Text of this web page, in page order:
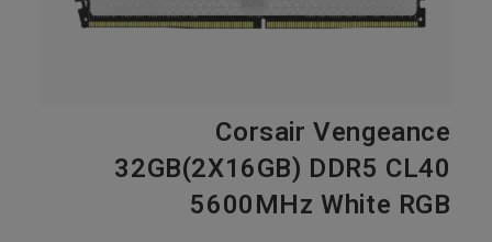
Corsair Vengeance
32GB(2X16GB) DDR5 CL40
5600MHz White RGB